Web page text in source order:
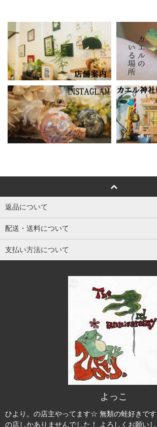
返品について
配送・送料について
支払い方法について
よっこ
ひより。の店主やってます☆ 無類の蛙好きで
の店しかありませんでした！ よろしくお願い